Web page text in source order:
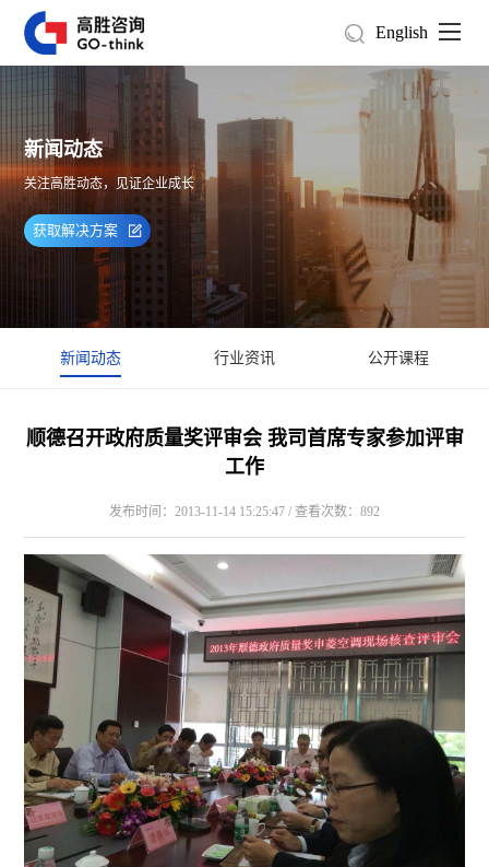
English
新闻动态
关注高胜动态，见证企业成长
获取解决方案
新闻动态 行业资讯 公开课程
顺德召开政府质量奖评审会 我司首席专家参加评审
工作
发布时间：2013-11-14 15:25:47 / 查看次数：892